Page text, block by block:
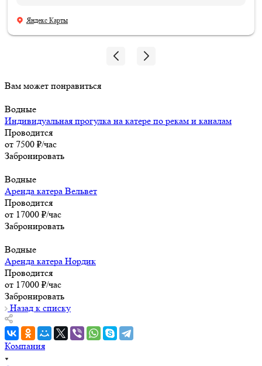
впечатления, и память, которые останутся навсегда.
Мой сын знает теперь, где совершил подвиг и погиб его
Яндекс Карты
Вам может понравиться
Водные
Индивидуальная прогулка на катере по рекам и каналам
Проводится
от 7500 ₽/час
Забронировать
Водные
Аренда катера Вельвет
Проводится
от 17000 ₽/час
Забронировать
Водные
Аренда катера Нордик
Проводится
от 17000 ₽/час
Забронировать
Назад к списку
Компания